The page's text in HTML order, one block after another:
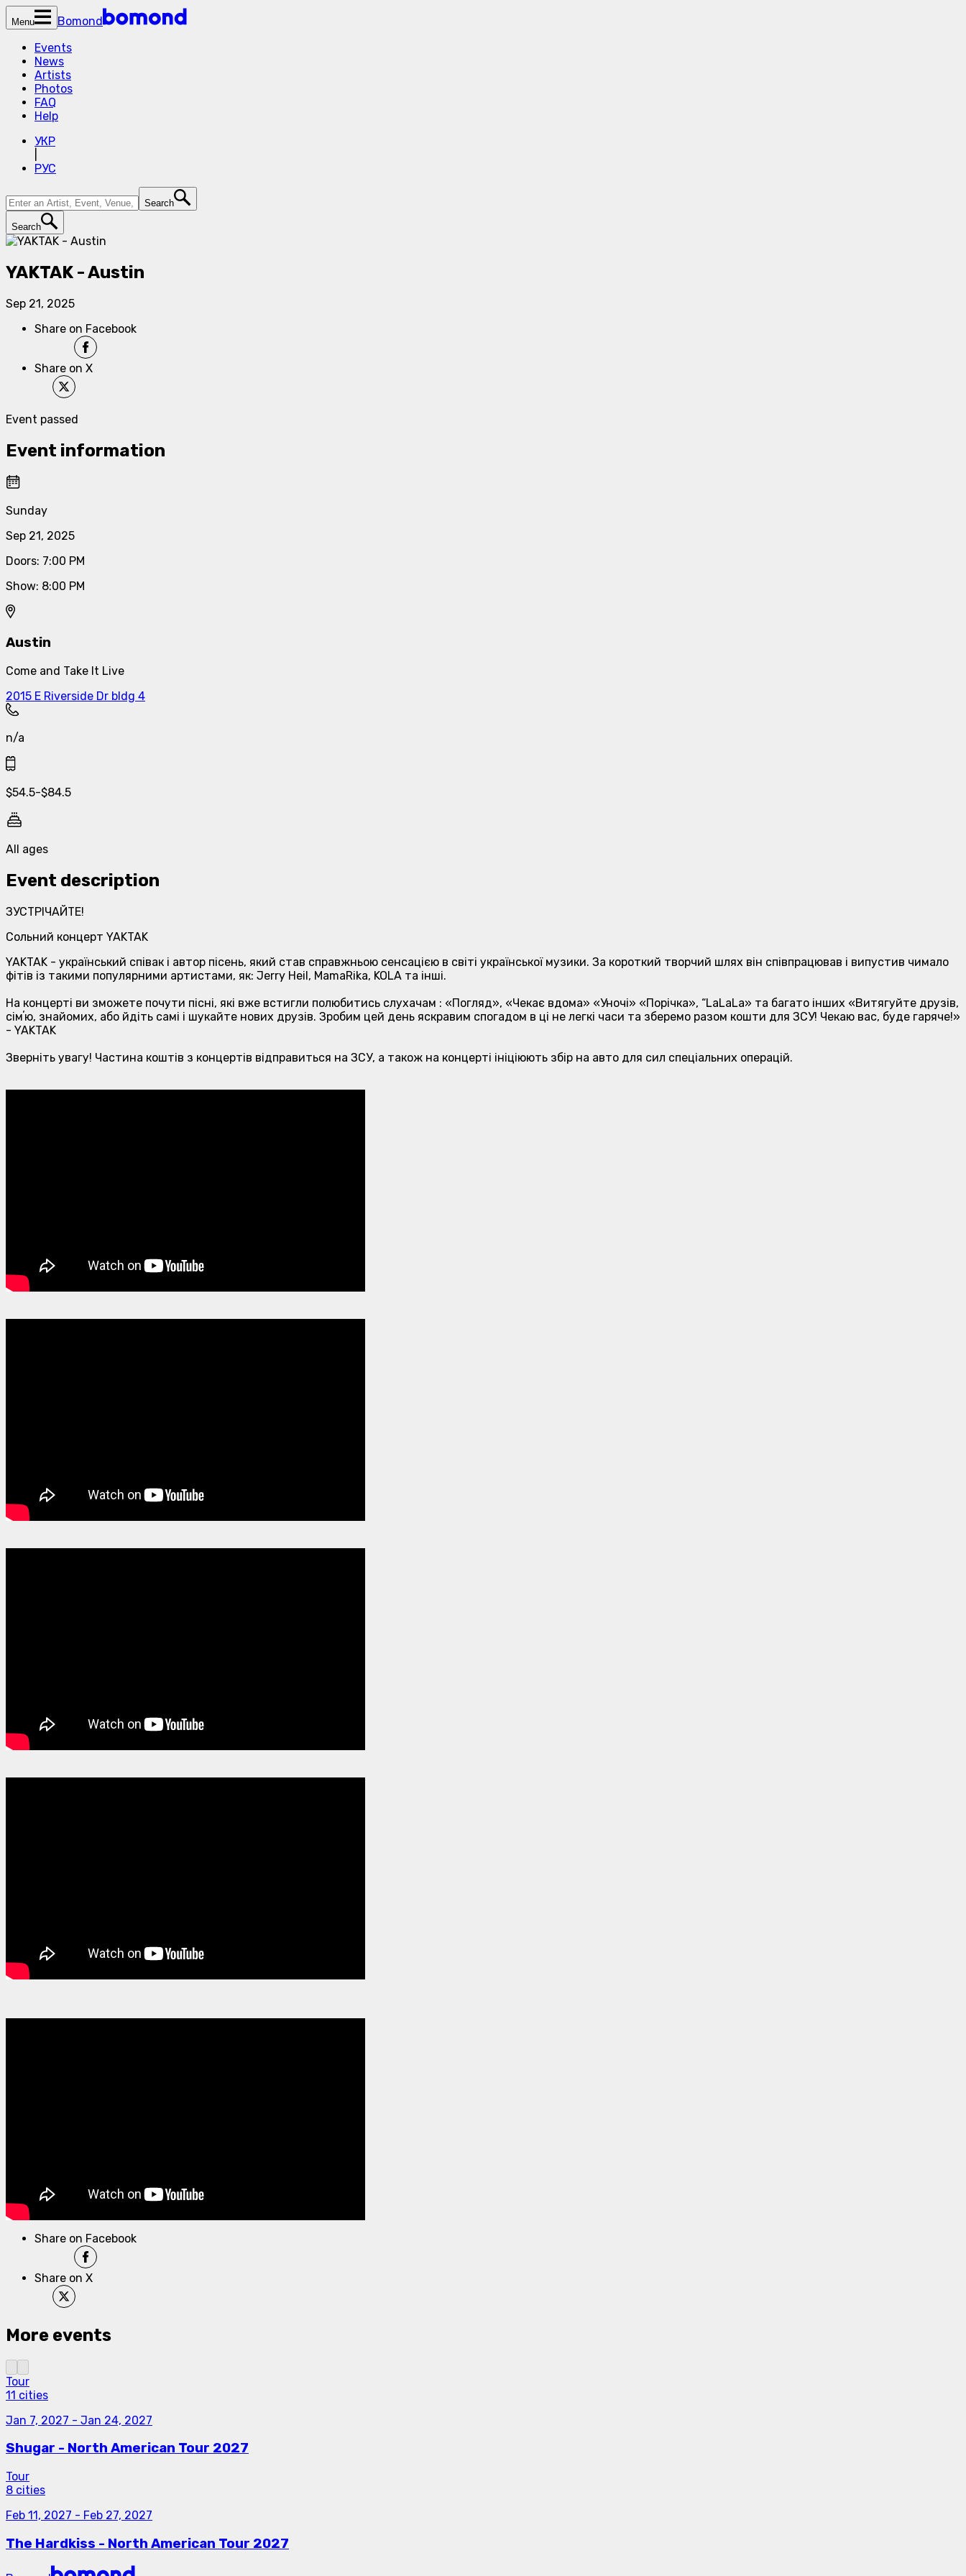
Menu
Bomond
Events
News
Artists
Photos
FAQ
Help
УКР
РУС
Search
Search
YAKTAK - Austin
Sep 21, 2025
Share on Facebook
Share on X
Event passed
Event information
Sunday
Sep 21, 2025
Doors: 7:00 PM
Show: 8:00 PM
Austin
Come and Take It Live
2015 E Riverside Dr bldg 4
n/a
$54.5-$84.5
All ages
Event description
ЗУСТРІЧАЙТЕ!
Сольний концерт YAKTAK
YAKTAK - український співак і автор пісень, який став справжньою сенсацією в світі української музики. За короткий творчий шлях він співпрацював і випустив чимало
фітів із такими популярними артистами, як: Jerry Heil, MamaRika, KOLA та інші.
На концерті ви зможете почути пісні, які вже встигли полюбитись слухачам : «Погляд», «Чекає вдома» «Уночі» «Порічка», “LaLaLa» та багато інших «Витягуйте друзів,
сімʼю, знайомих, або йдіть самі і шукайте нових друзів. Зробим цей день яскравим спогадом в ці не легкі часи та зберемо разом кошти для ЗСУ! Чекаю вас, буде гаряче!»
- YAKTAK
Зверніть увагу! Частина коштів з концертів відправиться на ЗСУ, а також на концерті ініціюють збір на авто для сил спеціальних операцій.
Share on Facebook
Share on X
More events
Tour
11 cities
Jan 7, 2027 - Jan 24, 2027
Shugar - North American Tour 2027
Tour
8 cities
Feb 11, 2027 - Feb 27, 2027
The Hardkiss - North American Tour 2027